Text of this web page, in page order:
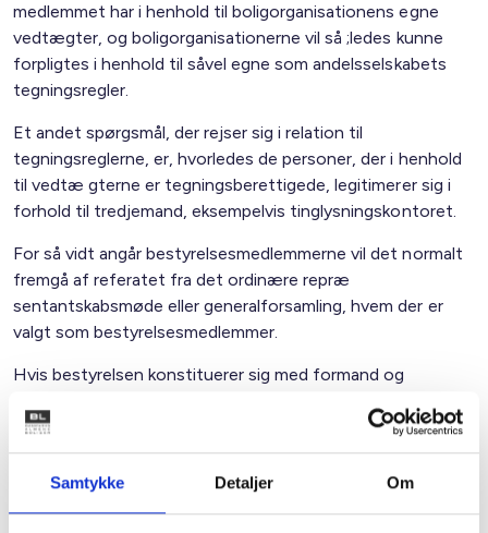
Samtykke Detaljer Om
medlemmet har i henhold til boligorganisationens egne
vedtægter, og boligorganisationerne vil så ;ledes kunne
forpligtes i henhold til såvel egne som andelsselskabets
tegningsregler.
Et andet spørgsmål, der rejser sig i relation til
tegningsreglerne, er, hvorledes de personer, der i henhold
til vedtæ gterne er tegningsberettigede, legitimerer sig i
forhold til tredjemand, eksempelvis tinglysningskontoret.
For så vidt angår bestyrelsesmedlemmerne vil det normalt
fremgå af referatet fra det ordinære repræ
sentantskabsmøde eller generalforsamling, hvem der er
valgt som bestyrelsesmedlemmer.
Hvis bestyrelsen konstituerer sig med formand og
bestyrelsesmødet, hvem der er valgt til formand og
næstformand.
Med hensyn til direktionen vil oplysning herom kunne
medtages i referatet fra det ordinære